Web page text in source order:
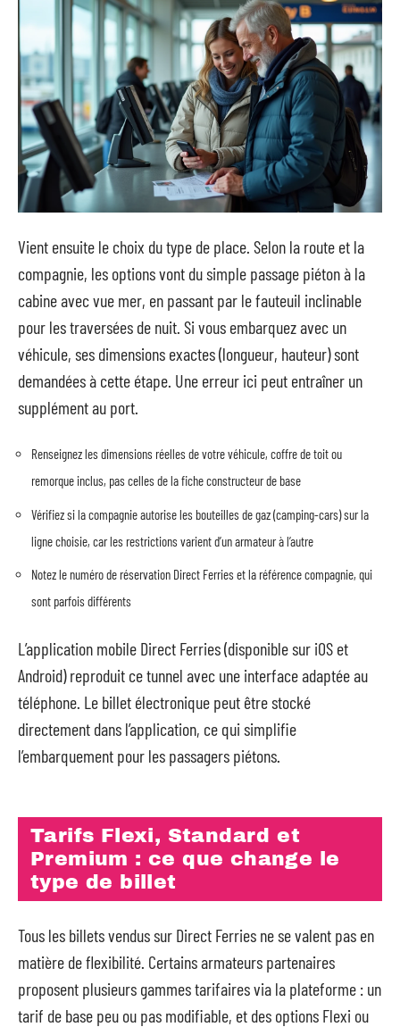
Vient ensuite le choix du type de place. Selon la route et la
compagnie, les options vont du simple passage piéton à la
cabine avec vue mer, en passant par le fauteuil inclinable
pour les traversées de nuit. Si vous embarquez avec un
véhicule, ses dimensions exactes (longueur, hauteur) sont
demandées à cette étape. Une erreur ici peut entraîner un
supplément au port.
Renseignez les dimensions réelles de votre véhicule, coffre de toit ou
remorque inclus, pas celles de la fiche constructeur de base
Vérifiez si la compagnie autorise les bouteilles de gaz (camping-cars) sur la
ligne choisie, car les restrictions varient d’un armateur à l’autre
Notez le numéro de réservation Direct Ferries et la référence compagnie, qui
sont parfois différents
L’application mobile Direct Ferries (disponible sur iOS et
Android) reproduit ce tunnel avec une interface adaptée au
téléphone. Le billet électronique peut être stocké
directement dans l’application, ce qui simplifie
l’embarquement pour les passagers piétons.
Tarifs Flexi, Standard et
Premium : ce que change le
type de billet
Tous les billets vendus sur Direct Ferries ne se valent pas en
matière de flexibilité. Certains armateurs partenaires
proposent plusieurs gammes tarifaires via la plateforme : un
tarif de base peu ou pas modifiable, et des options Flexi ou